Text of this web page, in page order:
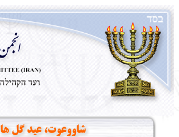
شاووعوت، عید گل ها